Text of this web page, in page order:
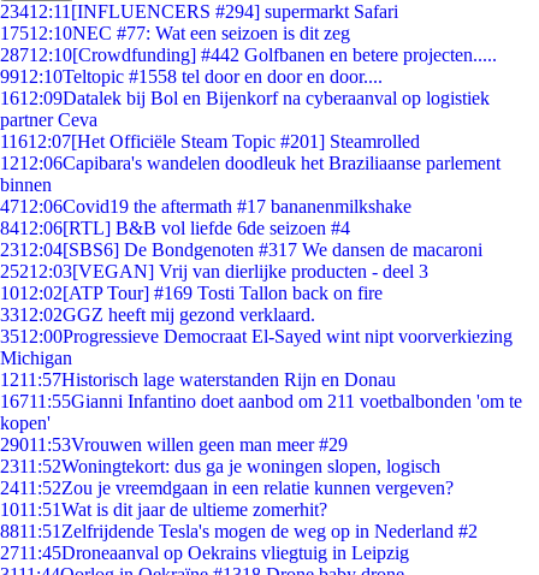
23412:11 [INFLUENCERS #294] supermarkt Safari
17512:10NEC #77: Wat een seizoen is dit zeg
28712:10[Crowdfunding] #442 Golfbanen en betere projecten.....
9912:10Teltopic #1558 tel door en door en door....
1612:09Datalek bij Bol en Bijenkorf na cyberaanval op logistiek
partner Ceva
11612:07[Het Officiële Steam Topic #201] Steamrolled
1212:06Capibara's wandelen doodleuk het Braziliaanse parlement
binnen
4712:06Covid19 the aftermath #17 bananenmilkshake
8412:06[RTL] B&B vol liefde 6de seizoen #4
2312:04[SBS6] De Bondgenoten #317 We dansen de macaroni
25212:03[VEGAN] Vrij van dierlijke producten - deel 3
1012:02[ATP Tour] #169 Tosti Tallon back on fire
3312:02GGZ heeft mij gezond verklaard.
3512:00Progressieve Democraat El-Sayed wint nipt voorverkiezing
Michigan
1211:57Historisch lage waterstanden Rijn en Donau
16711:55Gianni Infantino doet aanbod om 211 voetbalbonden 'om te
kopen'
29011:53Vrouwen willen geen man meer #29
2311:52Woningtekort: dus ga je woningen slopen, logisch
2411:52Zou je vreemdgaan in een relatie kunnen vergeven?
1011:51Wat is dit jaar de ultieme zomerhit?
8811:51 Zelfrijdende Tesla's mogen de weg op in Nederland #2
2711:45Droneaanval op Oekrains vliegtuig in Leipzig